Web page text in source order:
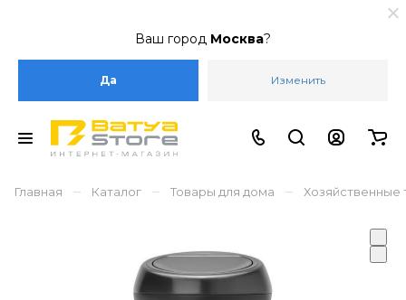
Ваш город Москва?
Да Изменить
Главная – Каталог – Товары для дома – Хозяйственные